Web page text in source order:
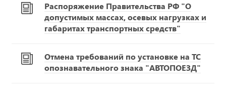
Распоряжение Правительства РФ "О
допустимых массах, осевых нагрузках и
габаритах транспортных средств"
Отмена требований по установке на ТС
опознавательного знака "АВТОПОЕЗД"